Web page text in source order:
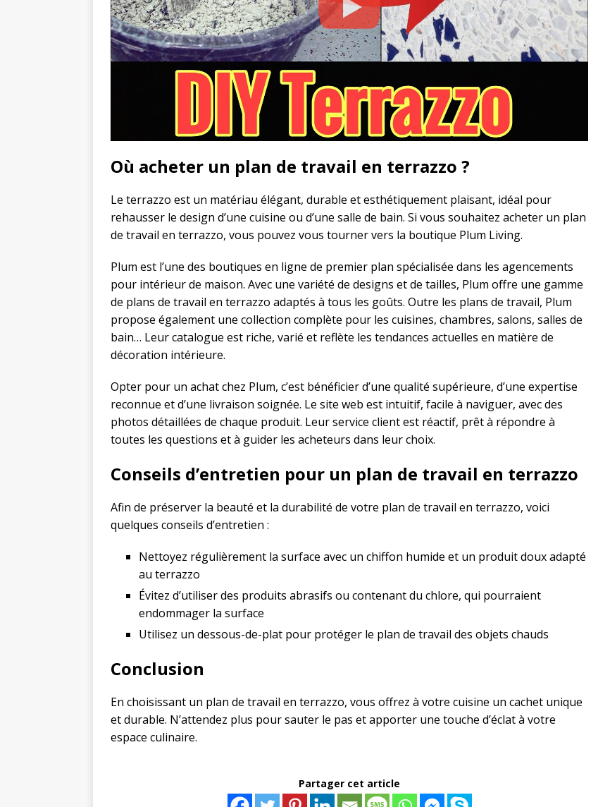
Où acheter un plan de travail en terrazzo ?
Le terrazzo est un matériau élégant, durable et esthétiquement plaisant, idéal pour
rehausser le design d’une cuisine ou d’une salle de bain. Si vous souhaitez acheter un plan
de travail en terrazzo, vous pouvez vous tourner vers la boutique Plum Living.
Plum est l’une des boutiques en ligne de premier plan spécialisée dans les agencements
pour intérieur de maison. Avec une variété de designs et de tailles, Plum offre une gamme
de plans de travail en terrazzo adaptés à tous les goûts. Outre les plans de travail, Plum
propose également une collection complète pour les cuisines, chambres, salons, salles de
bain… Leur catalogue est riche, varié et reflète les tendances actuelles en matière de
décoration intérieure.
Opter pour un achat chez Plum, c’est bénéficier d’une qualité supérieure, d’une expertise
reconnue et d’une livraison soignée. Le site web est intuitif, facile à naviguer, avec des
photos détaillées de chaque produit. Leur service client est réactif, prêt à répondre à
toutes les questions et à guider les acheteurs dans leur choix.
Conseils d’entretien pour un plan de travail en terrazzo
Afin de préserver la beauté et la durabilité de votre plan de travail en terrazzo, voici
quelques conseils d’entretien :
Nettoyez régulièrement la surface avec un chiffon humide et un produit doux adapté
au terrazzo
Évitez d’utiliser des produits abrasifs ou contenant du chlore, qui pourraient
endommager la surface
Utilisez un dessous-de-plat pour protéger le plan de travail des objets chauds
Conclusion
En choisissant un plan de travail en terrazzo, vous offrez à votre cuisine un cachet unique
et durable. N’attendez plus pour sauter le pas et apporter une touche d’éclat à votre
espace culinaire.
Partager cet article